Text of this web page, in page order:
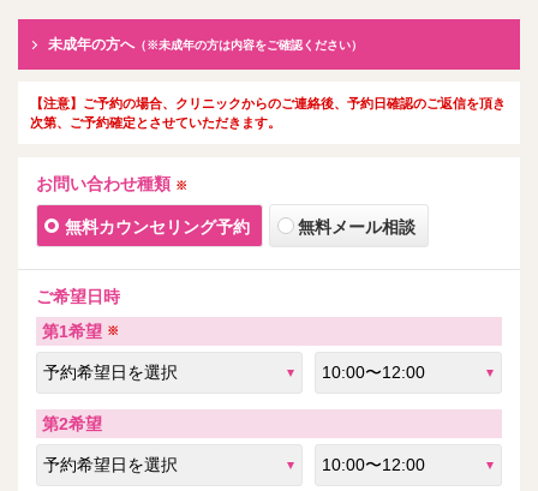
未成年の方へ（※未成年の方は内容をご確認ください）
【注意】ご予約の場合、クリニックからのご連絡後、予約日確認のご返信を頂き
次第、ご予約確定とさせていただきます。
お問い合わせ種類 ※
無料カウンセリング予約 無料メール相談
ご希望日時
第1希望 ※
第2希望